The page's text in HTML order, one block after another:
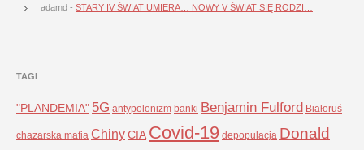
adamd - STARY IV ŚWIAT UMIERA… NOWY V ŚWIAT SIĘ RODZI…
TAGI
"PLANDEMIA" 5G antypolonizm banki Benjamin Fulford Białoruś
chazarska mafia ChinyCIA Covid-19 depopulacja Donald